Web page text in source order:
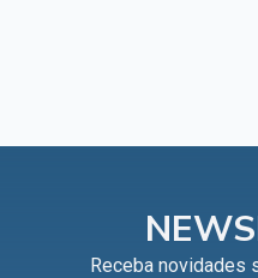
Receba novidades